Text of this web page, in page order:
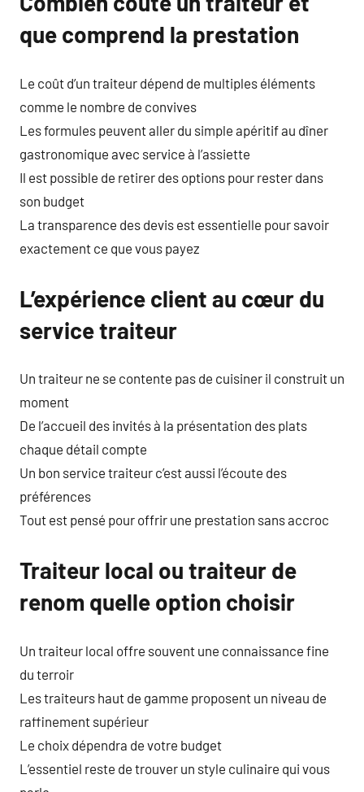
que comprend la prestation
Le coût d’un traiteur dépend de multiples éléments
comme le nombre de convives
Les formules peuvent aller du simple apéritif au dîner
gastronomique avec service à l’assiette
Il est possible de retirer des options pour rester dans
son budget
La transparence des devis est essentielle pour savoir
exactement ce que vous payez
L’expérience client au cœur du
service traiteur
Un traiteur ne se contente pas de cuisiner il construit un
moment
De l’accueil des invités à la présentation des plats
chaque détail compte
Un bon service traiteur c’est aussi l’écoute des
préférences
Tout est pensé pour offrir une prestation sans accroc
Traiteur local ou traiteur de
renom quelle option choisir
Un traiteur local offre souvent une connaissance fine
du terroir
Les traiteurs haut de gamme proposent un niveau de
raffinement supérieur
Le choix dépendra de votre budget
L’essentiel reste de trouver un style culinaire qui vous